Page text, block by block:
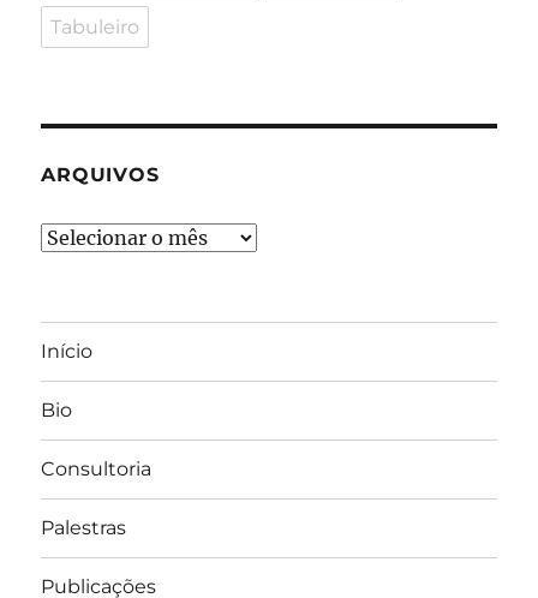
Tabuleiro
ARQUIVOS
Arquivos
Início
Bio
Consultoria
Palestras
Publicações